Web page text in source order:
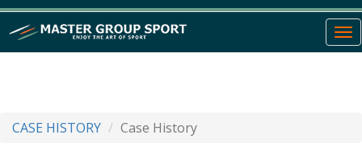
CASE HISTORY Case History